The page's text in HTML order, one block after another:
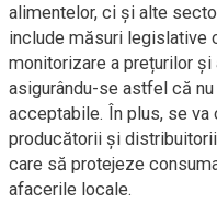
alimentelor, ci și alte
include măsuri legislative
monitorizare a prețurilor
asigurându-se astfel că
acceptabile. În plus, se va
producătorii și
care să protejeze
afacerile locale.